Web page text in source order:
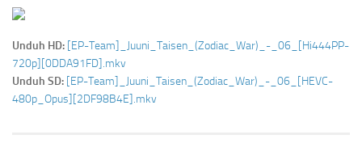
Unduh HD: [EP-Team]_Juuni_Taisen_(Zodiac_War)_-_06_[Hi444PP-
720p][0DDA91FD].mkv
Unduh SD: [EP-Team]_Juuni_Taisen_(Zodiac_War)_-_06_[HEVC-
480p_Opus][2DF98B4E].mkv